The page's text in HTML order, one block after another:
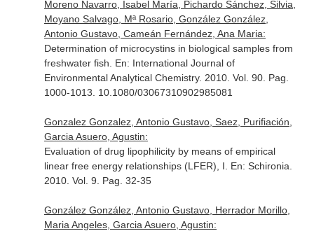
Moreno Navarro, Isabel María, Pichardo Sánchez, Silvia,
Moyano Salvago, Mª Rosario, González González,
Antonio Gustavo, Cameán Fernández, Ana Maria:
Determination of microcystins in biological samples from
freshwater fish. En: International Journal of
Environmental Analytical Chemistry. 2010. Vol. 90. Pag.
1000-1013. 10.1080/03067310902985081
Gonzalez Gonzalez, Antonio Gustavo, Saez, Purifiación,
Garcia Asuero, Agustin:
Evaluation of drug lipophilicity by means of empirical
linear free energy relationships (LFER), I. En: Schironia
2010. Vol. 9. Pag. 32-35
González González, Antonio Gustavo, Herrador Morillo,
Maria Angeles, Garcia Asuero, Agustin: